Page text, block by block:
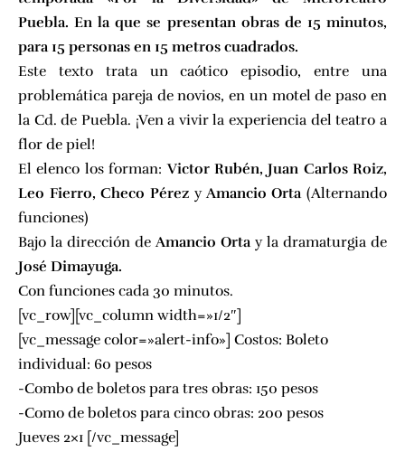
Puebla. En la que se presentan obras de 15 minutos,
para 15 personas en 15 metros cuadrados.
Este texto trata un caótico episodio, entre una
problemática pareja de novios, en un motel de paso en
la Cd. de Puebla. ¡Ven a vivir la experiencia del teatro a
flor de piel!
El elenco los forman:Victor Rubén, Juan Carlos Roiz,
Leo Fierro, Checo Pérez yAmancio Orta(Alternando
funciones)
Bajo la dirección de Amancio Ortay la dramaturgia de
José Dimayuga.
Con funciones cada 30 minutos.
[vc_row][vc_column width=»1/2″]
[vc_message color=»alert-info»] Costos: Boleto
individual: 60 pesos
-Combo de boletos para tres obras: 150 pesos
-Como de boletos para cinco obras: 200 pesos
Jueves 2×1 [/vc_message]